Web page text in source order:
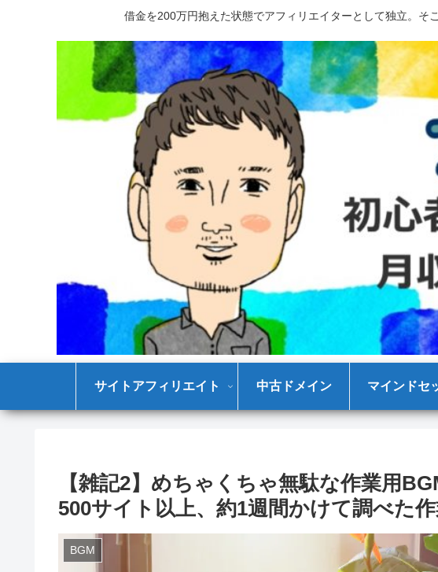
借金を200万円抱えた状態でアフィリエイターとして独立。そ
サイトアフィリエイト 中古ドメイン マインドセ
【雑記2】めちゃくちゃ無駄な作業用
500サイト以上、約1週間かけて調べた
BGM